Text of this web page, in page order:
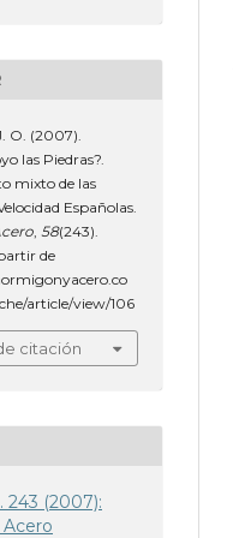
O. (2007).
las Piedras?.
mixto de las
Españolas.
58(243).
de
article/view/106
citación
243 (2007):